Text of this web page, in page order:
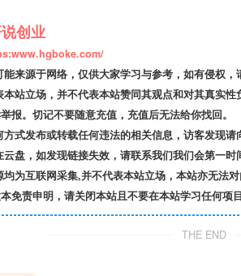
创业
来源于网络，仅供大家学习与参考，如有侵权，
站立场，并不代表本站赞同其观点和对其真实
报。切记不要随意充值，充值后无法给你找回。
式发布或转载任何违法的相关信息，访客发现请
盘，如发现链接失效，请联系我们我们会第一时
为互联网采集,并不代表本站立场，本站亦无法
免责申明，请关闭本站且不要在本站学习任何项
THE END